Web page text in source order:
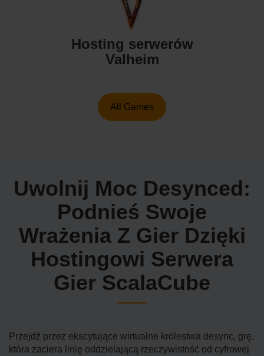
Hosting serwerów
Valheim
All Games
Uwolnij Moc Desynced:
Podnieś Swoje
Wrażenia Z Gier Dzięki
Hostingowi Serwera
Gier ScalaCube
Przejdź przez ekscytujące wirtualne królestwa desync, grę,
która zaciera linię oddzielającą rzeczywistość od cyfrowej